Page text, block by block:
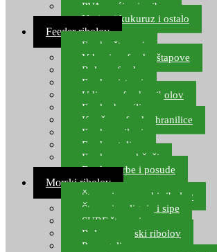
PVA vrećice i pribor
Umjetni kukuruz i ostalo
Feeder ribolov
Feeder štapovi
Vrhovi za feeder štapove
Role za feeder
Feeder sistemi
Udice za feeder ribolov
Feeder hranilice
Kopče za feeder hranilice
Feeder najloni
Feeder stolice
Feeder arm držači
Feeder torbe i posude
Morski ribolov
Štapovi za morski ribolov
Štapovi za lignje i sipe
SURF štapovi
Role za morski ribolov
Parangali